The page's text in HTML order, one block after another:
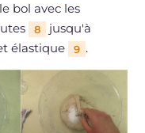
bol avec les
8
jusqu'à
élastique
9 .